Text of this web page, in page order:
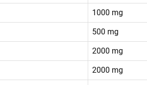
1000 mg
500 mg
2000 mg
2000 mg